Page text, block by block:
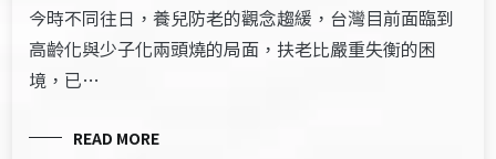
今時不同往日，養兒防老的觀念趨緩，台灣目前面臨到
高齡化與少子化兩頭燒的局面，扶老比嚴重失衡的困
境，已…
READ MORE